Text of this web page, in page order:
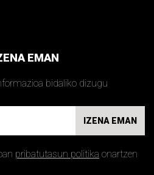
EMAN
bidaliko dizugu
IZENA EMAN
pribatutasun politika onartzen